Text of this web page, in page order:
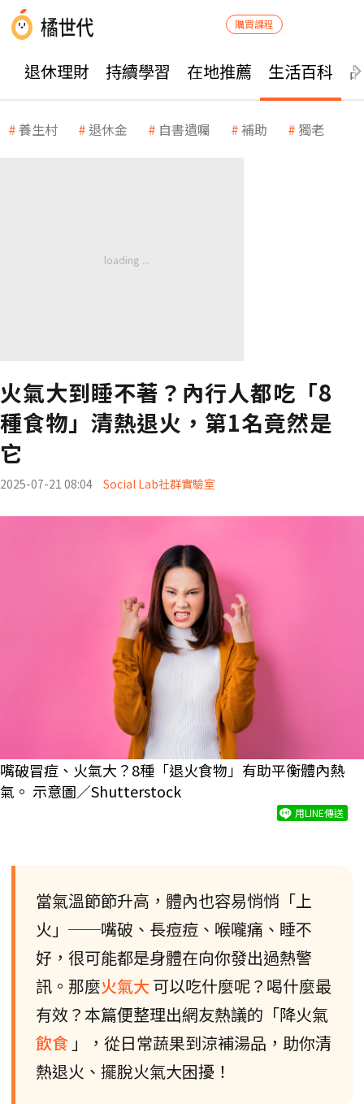
購買課程
退休理財 持續學習 在地推薦 生活百科
養生村 退休金 自書遺囑 補助 獨老
火氣大到睡不著？內行人都吃「8
種食物」清熱退火，第1名竟然是
它
2025-07-21 08:04 Social Lab社群實驗室
嘴破冒痘、火氣大？8種「退火食物」有助平衡體內熱
氣。 示意圖／Shutterstock
用LINE傳送
當氣溫節節升高，體內也容易悄悄「上
火」──嘴破、長痘痘、喉嚨痛、睡不
好，很可能都是身體在向你發出過熱警
訊。那麼火氣大 可以吃什麼呢？喝什麼最
有效？本篇便整理出網友熱議的「降火氣
飲食 」，從日常蔬果到涼補湯品，助你清
熱退火、擺脫火氣大困擾！